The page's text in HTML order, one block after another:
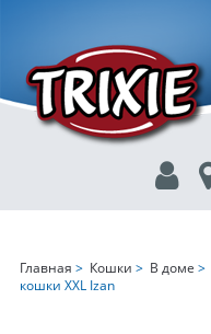
Главная > Кошки > В доме >
кошки XXL Izan